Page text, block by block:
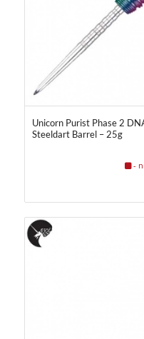
Unicorn Purist Phase 2
Steeldart Barrel – 25g
-